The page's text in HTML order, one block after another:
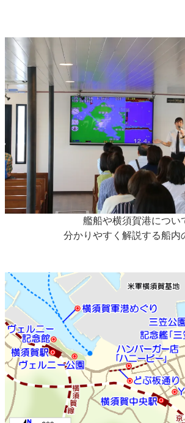
艦船や横須賀港につい
分かりやすく解説する船内